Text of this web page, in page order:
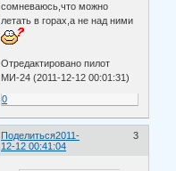
сомневаюсь,что можно
летать в горах,а не над ними
Отредактировано пилот
МИ-24 (2011-12-12 00:01:31)
0
Поделиться 3
2011-
12-12 00:41:04